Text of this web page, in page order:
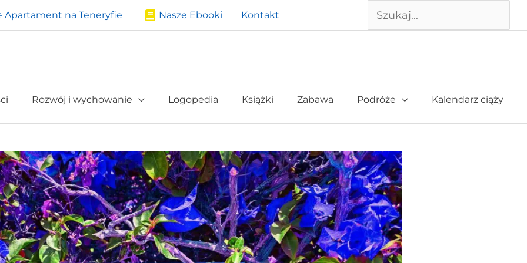
Apartament na Teneryfie Nasze Ebooki Kontakt Szukaj
Rozwój i wychowanie Logopedia Książki Zabawa Podróże Kalendarz ciąży